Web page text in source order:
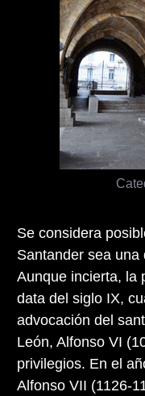
Se considera
Santander sea
Aunque incierta, la
data del siglo IX,
advocación del
León, Alfonso VI
privilegios. En el
Alfonso VII (1126-